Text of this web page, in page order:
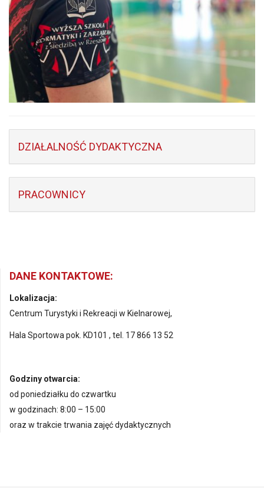
DZIAŁALNOŚĆ DYDAKTYCZNA
PRACOWNICY
DANE KONTAKTOWE:
Lokalizacja:
Centrum Turystyki i Rekreacji w Kielnarowej,
Hala Sportowa pok. KD101 , tel. 17 866 13 52
Godziny otwarcia:
od poniedziałku do czwartku
w godzinach: 8:00 – 15:00
oraz w trakcie trwania zajęć dydaktycznych